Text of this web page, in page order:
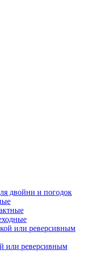
двойни и погодок
или реверсивным